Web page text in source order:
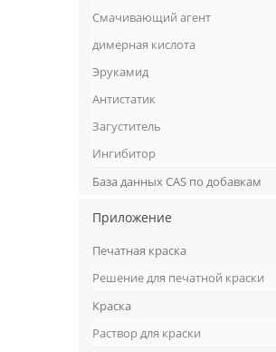
Смачивающий агент
димерная кислота
Эрукамид
Антистатик
Загуститель
Ингибитор
База данных CAS по добавкам
Приложение
Печатная краска
Решение для печатной краски
Краска
Раствор для краски